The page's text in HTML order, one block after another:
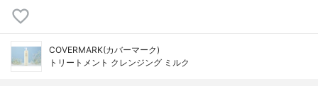
COVERMARK(カバーマーク)
トリートメント クレンジング ミルク